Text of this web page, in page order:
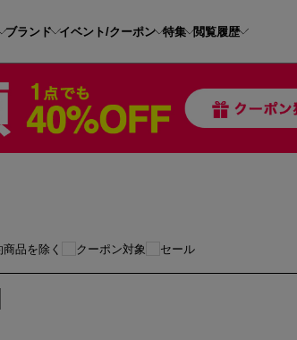
ブランド イベント/クーポン 特集 閲覧履歴
品を除く クーポン対象 セール